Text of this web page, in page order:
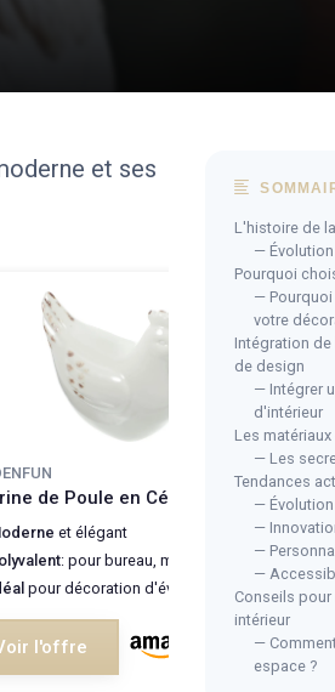
et ses
de Poule en Céramique
et élégant
: pour bureau, maison et jardin
pour décoration d'événements
l'offre
L'histoire de
—
Pourquoi
—
votre
Intégration
de design
— Intégrer
d'intérieur
Les
— Les
Tendances
—
—
—
—
Conseils
intérieur
—
espace ?